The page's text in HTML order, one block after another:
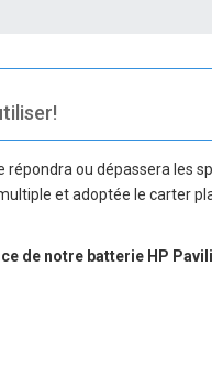
ou dépassera les
et adoptée le carter
de notre batterie HP